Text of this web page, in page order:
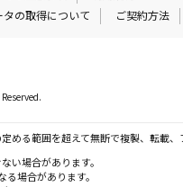
タの取得について ご契約方法
める範囲を超えて無断で複製、転載、
い場合があります。
場合があります。